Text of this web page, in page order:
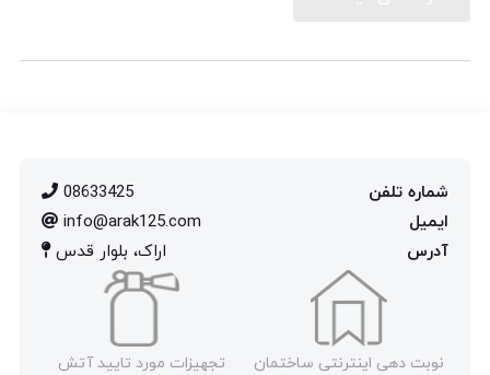
شماره تلفن
08633425
ایمیل
info@arak125.com
آدرس
اراک، بلوار قدس
نوبت دهی اینترنتی ساختمان
تجهیزات مورد تایید آتش